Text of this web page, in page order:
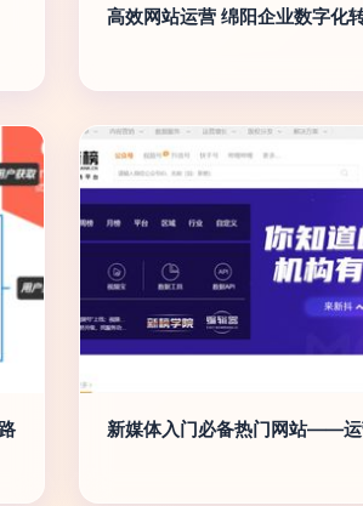
高效网站运营 绵阳企业数字化
新媒体入门必备热门网站——运